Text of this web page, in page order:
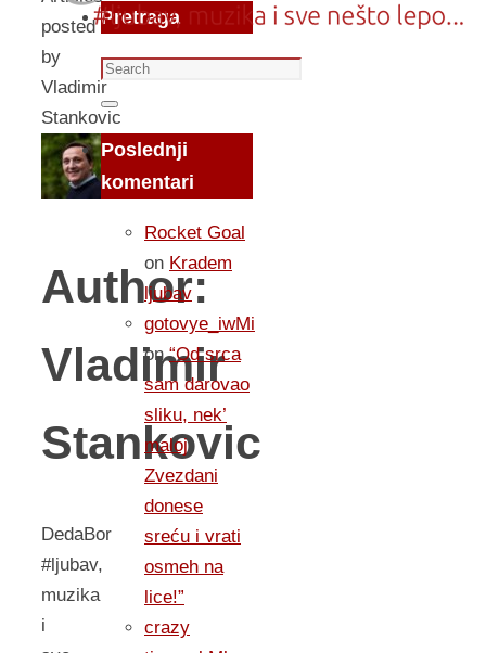
posted
by
Vladimir
Stankovic
Author:
Vladimir
Stankovic
DedaBor
#ljubav,
muzika
i
Pretraga
Search
for:
Search
Poslednji
komentari
Rocket Goal
on Kradem
ljubav
gotovye_iwMi
on“Od srca
sam darovao
sliku, nek’
maloj
Zvezdani
donese
sreću i vrati
osmeh na
lice!”
crazy